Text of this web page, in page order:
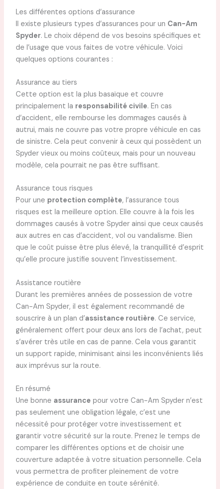
Les différentes options d’assurance
Il existe plusieurs types d’assurances pour un Can-Am
Spyder. Le choix dépend de vos besoins spécifiques et
de l’usage que vous faites de votre véhicule. Voici
quelques options courantes :
Assurance au tiers
Cette option est la plus basaïque et couvre
principalement la responsabilité civile. En cas
d’accident, elle rembourse les dommages causés à
autrui, mais ne couvre pas votre propre véhicule en cas
de sinistre. Cela peut convenir à ceux qui possèdent un
Spyder vieux ou moins coûteux, mais pour un nouveau
modèle, cela pourrait ne pas être suffisant.
Assurance tous risques
Pour une protection complète, l’assurance tous
risques est la meilleure option. Elle couvre à la fois les
dommages causés à votre Spyder ainsi que ceux causés
aux autres en cas d’accident, vol ou vandalisme. Bien
que le coût puisse être plus élevé, la tranquillité d’esprit
qu’elle procure justifie souvent l’investissement.
Assistance routière
Durant les premières années de possession de votre
Can-Am Spyder, il est également recommandé de
souscrire à un plan d’assistance routière. Ce service,
généralement offert pour deux ans lors de l’achat, peut
s’avérer très utile en cas de panne. Cela vous garantit
un support rapide, minimisant ainsi les inconvénients liés
aux imprévus sur la route.
En résumé
Une bonne assurance pour votre Can-Am Spyder n’est
pas seulement une obligation légale, c’est une
nécessité pour protéger votre investissement et
garantir votre sécurité sur la route. Prenez le temps de
comparer les différentes options et de choisir une
couverture adaptée à votre situation personnelle. Cela
vous permettra de profiter pleinement de votre
expérience de conduite en toute sérénité.